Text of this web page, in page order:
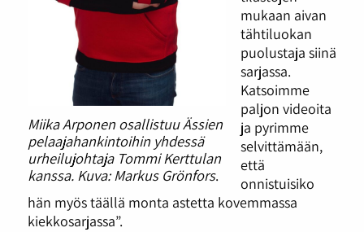
Miika Arponen osallistuu Ässien
pelaajahankintoihin yhdessä
urheilujohtaja Tommi Kerttulan
kanssa. Kuva: Markus Grönfors.
mukaan aivan
tähtiluokan
puolustaja siinä
sarjassa.
Katsoimme
paljon videoita
ja pyrimme
selvittämään,
että
onnistuisiko
hän myös täällä monta astetta kovemmassa
kiekkosarjassa”.